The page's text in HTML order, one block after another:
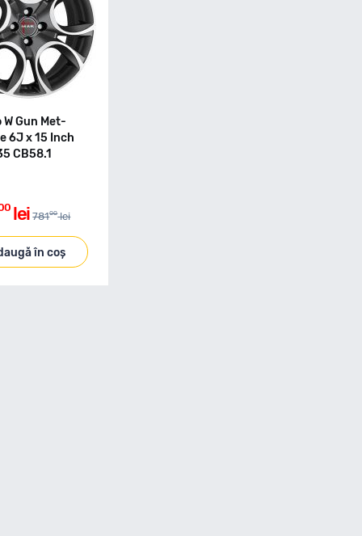
W Gun Met-
6J x 15 Inch
CB58.1
lei 78100 lei
în coș